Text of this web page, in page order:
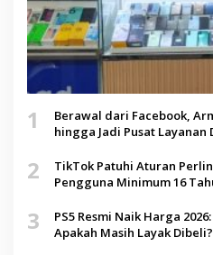
1
Berawal dari Facebook,
hingga Jadi Pusat
2
TikTok Patuhi Aturan
Pengguna Minimum 16
3
PS5 Resmi Naik Harga
Apakah Masih Layak Dibeli?